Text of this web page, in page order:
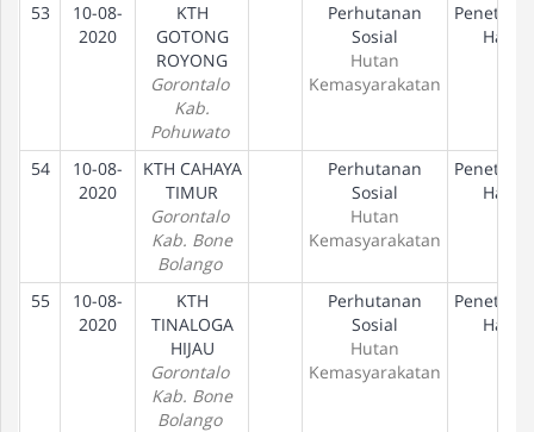
53
10-08-
2020
KTH
GOTONG
ROYONG
Gorontalo
Kab.
Pohuwato
Perhutanan
Sosial
Hutan
Kemasyarakatan
Hak
54
10-08-
2020
KTH CAHAYA
TIMUR
Gorontalo
Kab. Bone
Bolango
Perhutanan
Sosial
Hutan
Kemasyarakatan
Hak
55
10-08-
2020
KTH
TINALOGA
HIJAU
Gorontalo
Kab. Bone
Bolango
Perhutanan
Sosial
Hutan
Kemasyarakatan
Hak